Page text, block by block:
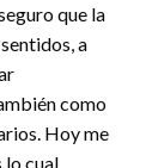
que la
a
como
Hoy me
lo cual